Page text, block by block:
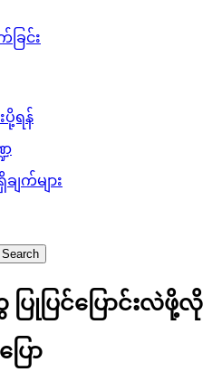
ြင်း
ပို့ရန်
ျက်များ
ြုပြင်ပြောင်းလဲဖို့လို
ော